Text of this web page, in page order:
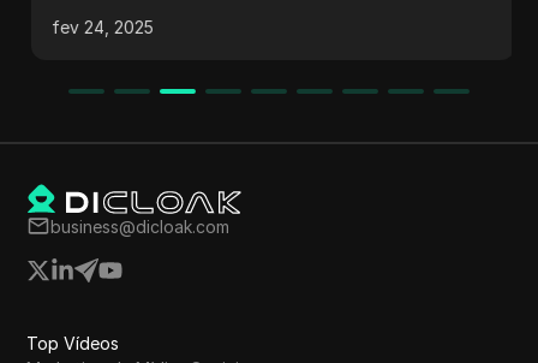
através de um celular. Ele explora como
encontrar ferramentas, utilizar programas de
criar conteúdo valioso e otimizar para SEO. O
importância de conteúdo informativo e vídeos
atraentes para atrair e converter usuários.
fev 24, 2025
business@dicloak.com
Top Vídeos